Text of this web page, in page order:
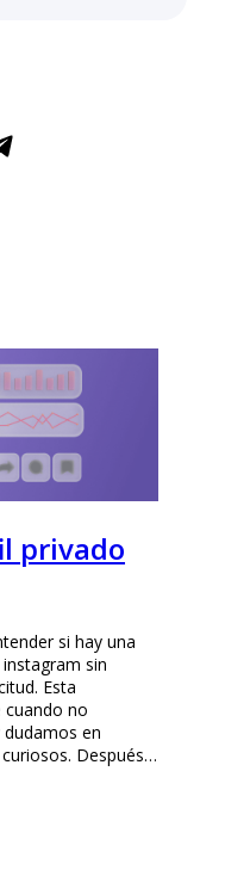
privado
si hay una
sin
Esta
cuando no
en
Después…